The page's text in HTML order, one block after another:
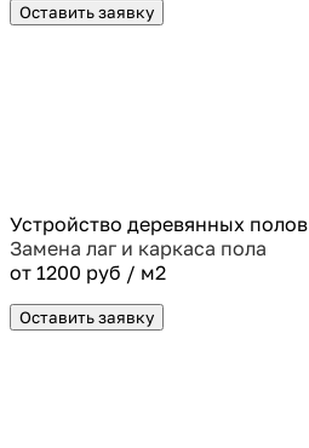
Оставить заявку
Устройство деревянных полов
Замена лаг и каркаса пола
от 1200 руб / м2
Оставить заявку